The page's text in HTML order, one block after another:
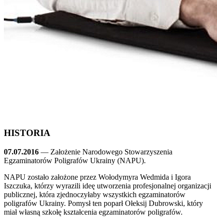
HISTORIA
07.07.2016 — Założenie Narodowego Stowarzyszenia
Egzaminatorów Poligrafów Ukrainy (NAPU).
NAPU zostało założone przez Wołodymyra Wedmida i Igora
Iszczuka, którzy wyrazili ideę utworzenia profesjonalnej organizacji
publicznej, która zjednoczyłaby wszystkich egzaminatorów
poligrafów Ukrainy. Pomysł ten poparł Ołeksij Dubrowski, który
miał własną szkołę kształcenia egzaminatorów poligrafów.